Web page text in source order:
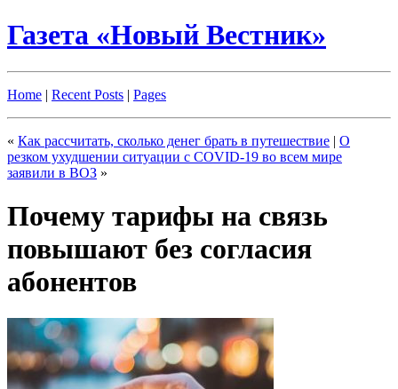
Газета «Новый Вестник»
Home | Recent Posts | Pages
« Как рассчитать, сколько денег брать в путешествие | О
резком ухудшении ситуации с COVID-19 во всем мире
заявили в ВОЗ »
Почему тарифы на связь
повышают без согласия
абонентов